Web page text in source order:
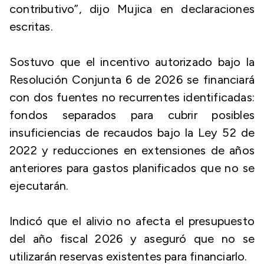
contributivo”, dijo Mujica en declaraciones
escritas.
Sostuvo que el incentivo autorizado bajo la
Resolución Conjunta 6 de 2026 se financiará
con dos fuentes no recurrentes identificadas:
fondos separados para cubrir posibles
insuficiencias de recaudos bajo la Ley 52 de
2022 y reducciones en extensiones de años
anteriores para gastos planificados que no se
ejecutarán.
Indicó que el alivio no afecta el presupuesto
del año fiscal 2026 y aseguró que no se
utilizarán reservas existentes para financiarlo.